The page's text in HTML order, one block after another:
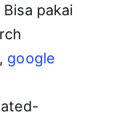
pakai
google